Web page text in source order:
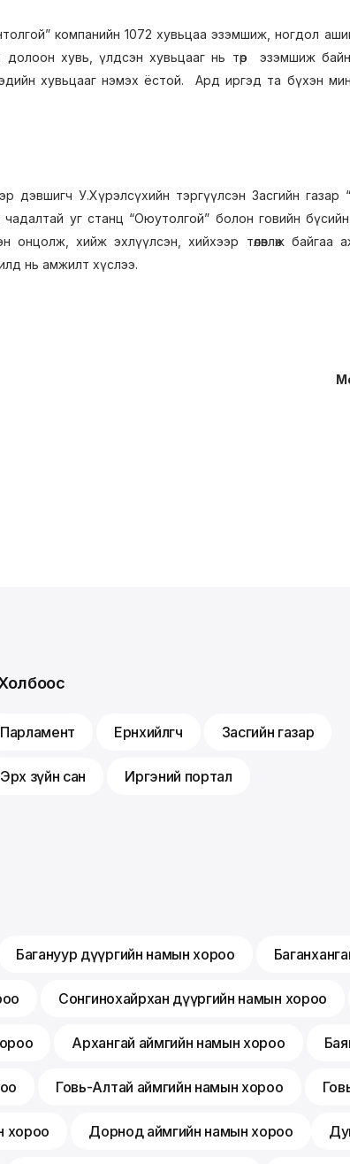
компанийн 1072 хувьцаа эзэмшиж, ногдол
долоон хувь, үлдсэн хувьцааг нь төр эзэмшиж
хувьцааг нэмэх ёстой. Ард иргэд та бүхэн
дэвшигч У.Хүрэлсүхийн тэргүүлсэн Засгийн газар
уг станц “Оюутолгой” болон говийн
онцолж, хийж эхлүүлсэн, хийхээр төлөвлөж
нь амжилт хүслээ.
Парламент Ерөнхийлөгч Засгийн газар
Эрх зүйн сан Иргэний портал
Багануур дүүргийн намын хороо
Сонгинохайрхан дүүргийн намын хороо
Архангай аймгийн намын хороо
Говь-Алтай аймгийн намын хороо
хороо Дорнод аймгийн намын хороо